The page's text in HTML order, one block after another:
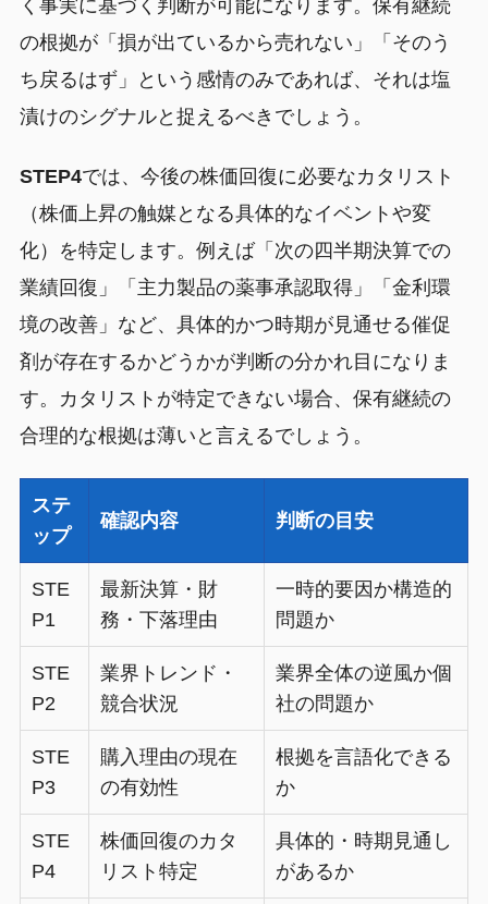
く事実に基づく判断が可能になります。保有継続
の根拠が「損が出ているから売れない」「そのう
ち戻るはず」という感情のみであれば、それは塩
漬けのシグナルと捉えるべきでしょう。
STEP4では、今後の株価回復に必要なカタリスト
（株価上昇の触媒となる具体的なイベントや変
化）を特定します。例えば「次の四半期決算での
業績回復」「主力製品の薬事承認取得」「金利環
境の改善」など、具体的かつ時期が見通せる催促
剤が存在するかどうかが判断の分かれ目になりま
す。カタリストが特定できない場合、保有継続の
合理的な根拠は薄いと言えるでしょう。
ステ
ップ
確認内容 判断の目安
STE
P1
最新決算・財
務・下落理由
一時的要因か構造的
問題か
STE
P2
業界トレンド・
競合状況
業界全体の逆風か個
社の問題か
STE
P3
購入理由の現在
の有効性
根拠を言語化できる
か
STE
P4
株価回復のカタ
リスト特定
具体的・時期見通し
があるか